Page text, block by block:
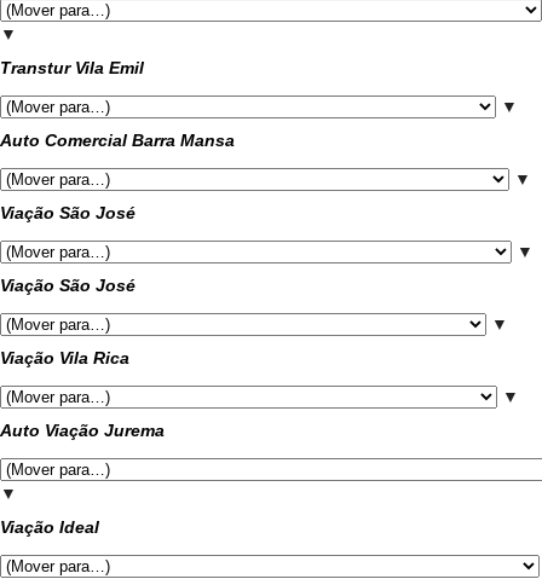
▼
Transtur Vila Emil
▼
Auto Comercial Barra Mansa
▼
Viação São José
▼
Viação São José
▼
Viação Vila Rica
▼
Auto Viação Jurema
▼
Viação Ideal